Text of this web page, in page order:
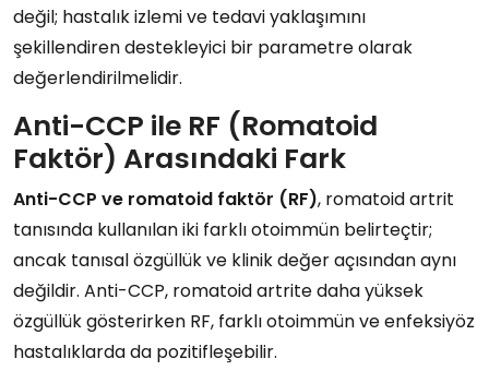
değil; hastalık izlemi ve tedavi yaklaşımını
şekillendiren destekleyici bir parametre olarak
değerlendirilmelidir.
Anti-CCP ile RF (Romatoid
Faktör) Arasındaki Fark
Anti-CCP ve romatoid faktör (RF), romatoid artrit
tanısında kullanılan iki farklı otoimmün belirteçtir;
ancak tanısal özgüllük ve klinik değer açısından aynı
değildir. Anti-CCP, romatoid artrite daha yüksek
özgüllük gösterirken RF, farklı otoimmün ve enfeksiyöz
hastalıklarda da pozitifleşebilir.